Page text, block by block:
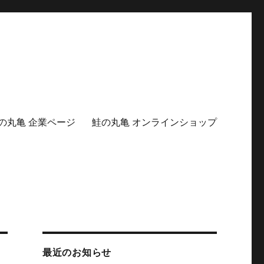
丸亀 企業ページ 鮭の丸亀 オンラインショップ
最近のお知らせ